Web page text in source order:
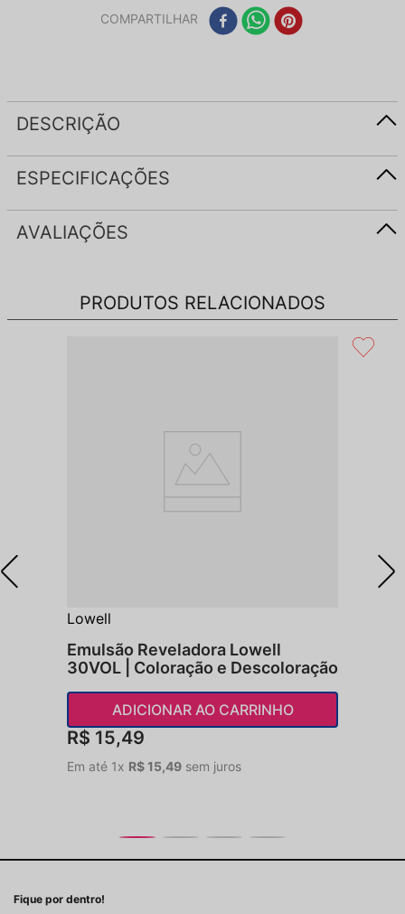
COMPARTILHAR
DESCRIÇÃO
ESPECIFICAÇÕES
AVALIAÇÕES
PRODUTOS RELACIONADOS
Lowell
Emulsão Reveladora Lowell
30VOL | Coloração e Descoloração
ADICIONAR AO CARRINHO
R$ 15,49
Em até 1x R$15,49 sem juros
Fique por dentro!